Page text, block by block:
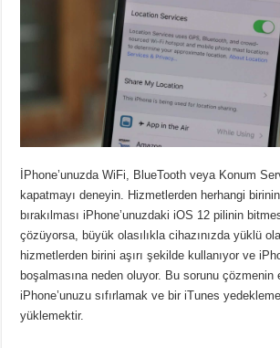
İPhone’unuzda WiFi, BlueTooth veya Konum
kapatmayı deneyin. Hizmetlerden herhangi birinin
bırakılması iPhone’unuzdaki iOS 12 pilinin
çözüyorsa, büyük olasılıkla cihazınızda yüklü
hizmetlerden birini aşırı şekilde kullanıyor ve
boşalmasına neden oluyor. Bu sorunu çözmenin
iPhone’unuzu sıfırlamak ve bir iTunes
yüklemektir.